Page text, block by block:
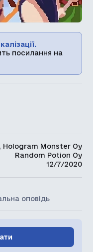
посилання на
Hologram Monster Oy
Random Potion Oy
12/7/2020
оповідь